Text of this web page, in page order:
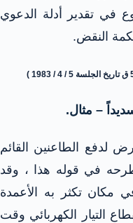
تقدير أدلة الدعوي
النقض.
– مثال.
لدفع الطاعنين القائم
في قوله هذا ، وقد
مكان تكثر به الأعمدة
التيار الكهربائي وقت